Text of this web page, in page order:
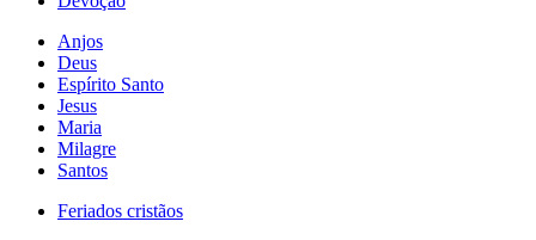
Anjos
Deus
Espírito Santo
Jesus
Maria
Milagre
Santos
Feriados cristãos